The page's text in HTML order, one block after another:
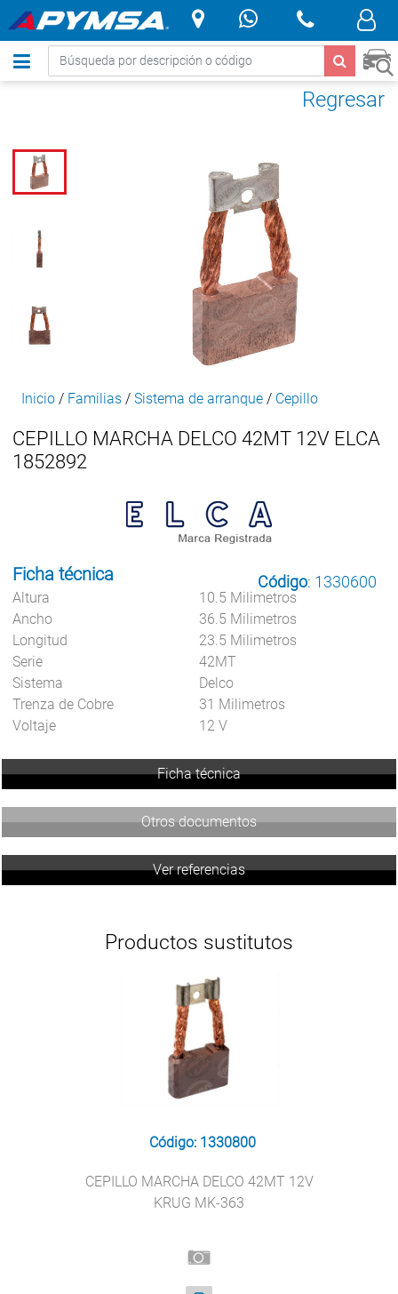
.
Regresar
Inicio / Familias / Sistema de arranque / Cepillo
CEPILLO MARCHA DELCO 42MT 12V ELCA
1852892
Código: 1330600
Ficha técnica
Altura
10.5 Milimetros
Ancho
36.5 Milimetros
Longitud
23.5 Milimetros
Serie
42MT
Sistema
Delco
Trenza de Cobre
31 Milimetros
Voltaje
12 V
Ficha técnica
Otros documentos
Ver referencias
Productos sustitutos
Código: 1330800
CEPILLO MARCHA DELCO 42MT 12V
KRUG MK-363